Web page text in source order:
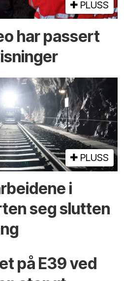
PLUSS
har passert
PLUSS
i
seg slutten
på E39 ved